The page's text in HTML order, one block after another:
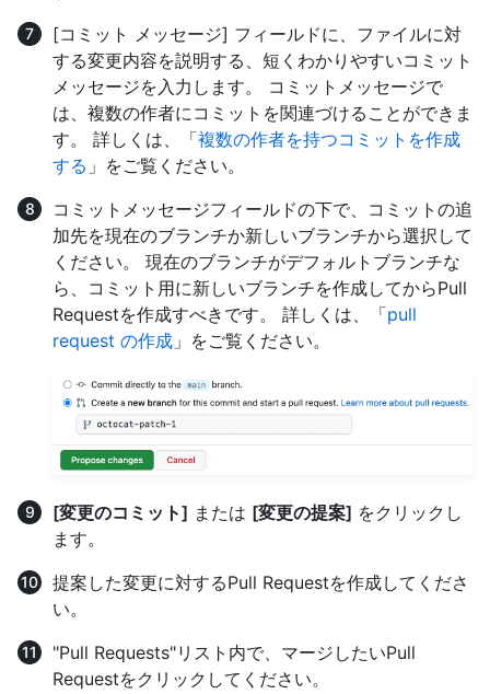
[コミット メッセージ] フィールドに、ファイルに対
する変更内容を説明する、短くわかりやすいコミット
メッセージを入力します。 コミットメッセージで
は、複数の作者にコミットを関連づけることができま
す。 詳しくは、「複数の作者を持つコミットを作成
する 」をご覧ください。
コミットメッセージフィールドの下で、コミットの追
加先を現在のブランチか新しいブランチから選択して
ください。 現在のブランチがデフォルトブランチな
ら、コミット用に新しいブランチを作成してからPull
Requestを作成すべきです。 詳しくは、「pull
request の作成 」をご覧ください。
[変更のコミット] または [変更の提案] をクリックし
ます。
提案した変更に対するPull Requestを作成してくださ
い。
"Pull Requests"リスト内で、マージしたいPull
Requestをクリックしてください。